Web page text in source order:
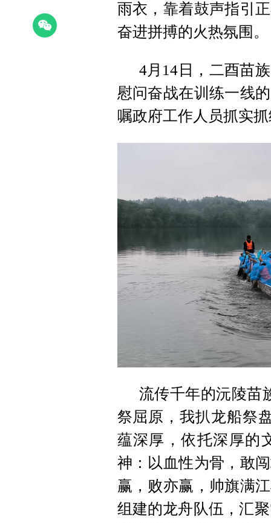
雨衣，靠着鼓声指引
奋进拼搏的火热氛围。
4月14日，二酉苗
慰问奋战在训练一线
嘱政府工作人员抓实
流传千年的沅陵苗
祭屈原，我扒龙船祭
蕴深厚，依托深厚的
神：以血性为骨，敢
赢，败亦赢，帅旗满
组建的龙舟队伍，汇